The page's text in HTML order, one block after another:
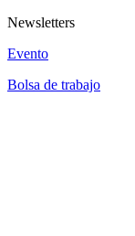
Newsletters
Evento
Bolsa de trabajo